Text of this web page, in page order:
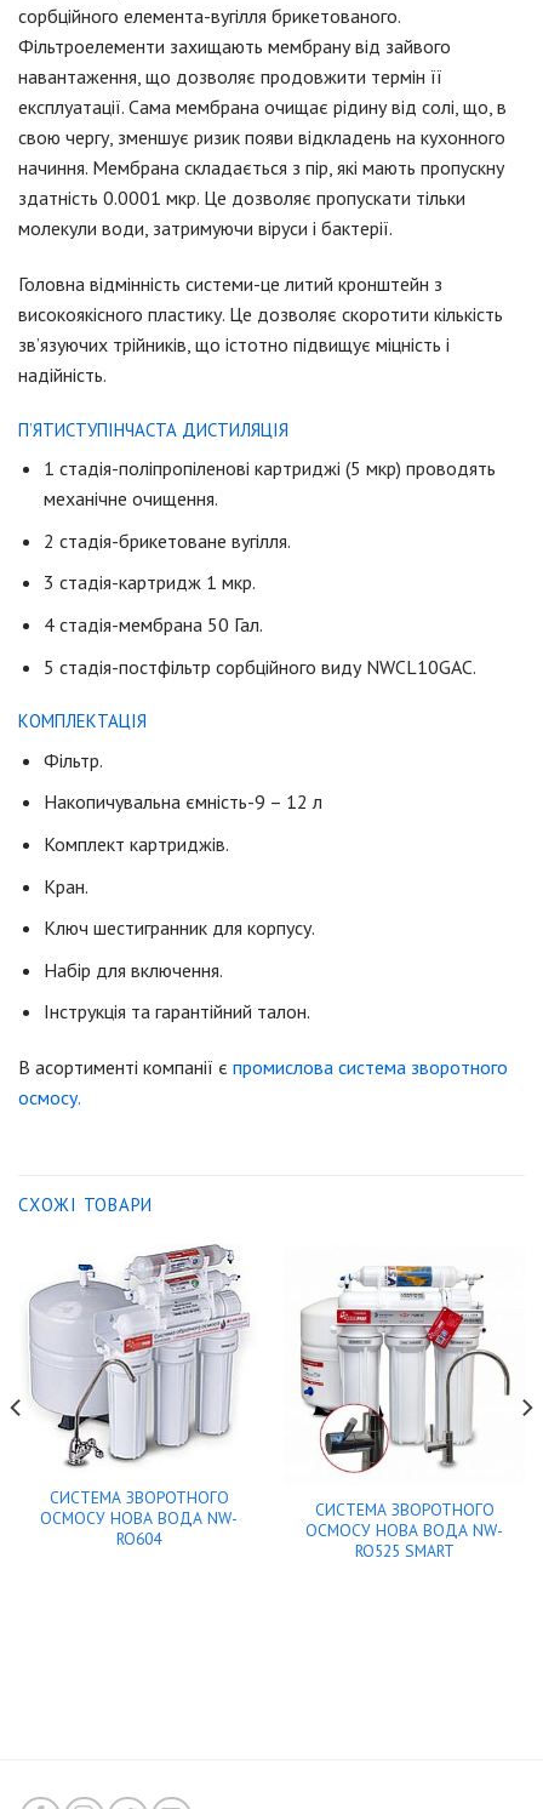
сорбційного елемента-вугілля брикетованого.
Фільтроелементи захищають мембрану від зайвого
навантаження, що дозволяє продовжити термін її
експлуатації. Сама мембрана очищає рідину від солі, що, в
свою чергу, зменшує ризик появи відкладень на кухонного
начиння. Мембрана складається з пір, які мають пропускну
здатність 0.0001 мкр. Це дозволяє пропускати тільки
молекули води, затримуючи віруси і бактерії.
Головна відмінність системи-це литий кронштейн з
високоякісного пластику. Це дозволяє скоротити кількість
зв’язуючих трійників, що істотно підвищує міцність і
надійність.
П’ЯТИСТУПІНЧАСТА ДИСТИЛЯЦІЯ
1 стадія-поліпропіленові картриджі (5 мкр) проводять
механічне очищення.
2 стадія-брикетоване вугілля.
3 стадія-картридж 1 мкр.
4 стадія-мембрана 50 Гал.
5 стадія-постфільтр сорбційного виду NWCL10GAC.
КОМПЛЕКТАЦІЯ
Фільтр.
Накопичувальна ємність-9 – 12 л
Комплект картриджів.
Кран.
Ключ шестигранник для корпусу.
Набір для включення.
Інструкція та гарантійний талон.
В асортименті компанії є промислова система зворотного
осмосу.
СХОЖІ ТОВАРИ
СИСТЕМА ЗВОРОТНОГО
ОСМОСУ НОВА ВОДА NW-
RO604
СИСТЕМА ЗВОРОТНОГО
ОСМОСУ НОВА ВОДА NW-
RO525 SMART